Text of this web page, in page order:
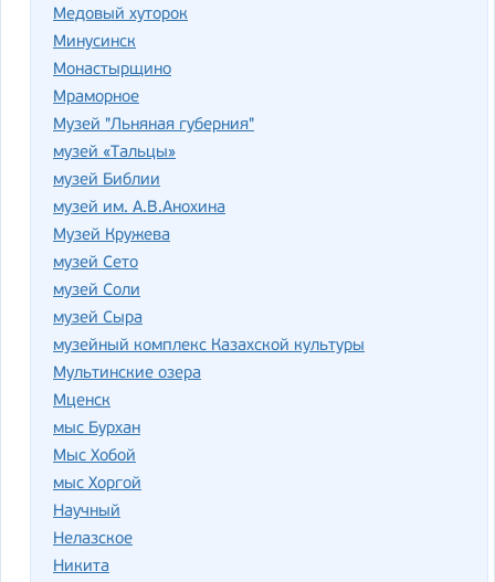
Медовый хуторок
Минусинск
Монастырщино
Мраморное
Музей "Льняная губерния"
музей «Тальцы»
музей Библии
музей им. А.В.Анохина
Музей Кружева
музей Сето
музей Соли
музей Сыра
музейный комплекс Казахской культуры
Мультинские озера
Мценск
мыс Бурхан
Мыс Хобой
мыс Хоргой
Научный
Нелазское
Никита